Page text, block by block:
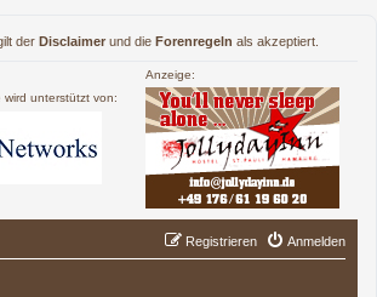
der Disclaimer und die Forenregeln als akzeptiert.
wird unterstützt von:
Anzeige:
Anmelden
Registrieren